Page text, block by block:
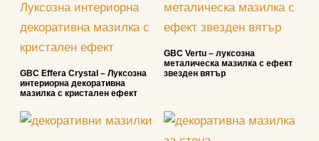
GBC Effera Crystal – Луксозна
интериорна декоративна
мазилка с кристален ефект
GBC Vertu – луксозна
металическа мазилка с ефект
звезден вятър